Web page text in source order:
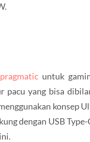
untuk
pacu yang bisa
konsep
dengan USB